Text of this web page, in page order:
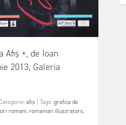
Afiș +, de Ioan
2013, Galeria
afiș Tags:grafica de
romani,romanian illustrators,